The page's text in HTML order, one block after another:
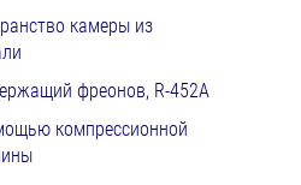
камеры из
фреонов, R-452A
компрессионной